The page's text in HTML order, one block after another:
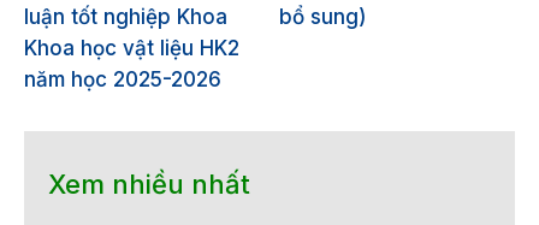
luận tốt nghiệp Khoa
Khoa học vật liệu HK2
năm học 2025-2026
bổ sung)
Xem nhiều nhất